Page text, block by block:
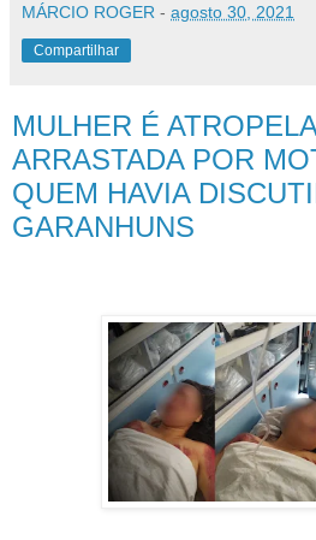
MÁRCIO ROGER - agosto 30, 2021
Compartilhar
MULHER É
ARRASTADA POR
QUEM HAVIA
GARANHUNS